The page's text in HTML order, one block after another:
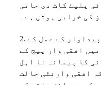
پلیٹ کاٹ دی جاتی
کی خرابی ہوتی ہے۔
2. ٹیپ بیریئر آلات کی پیداوار کے عمل کے
افقی وار پیج کے
کا پیمانہ نا اہل
افقی وارنٹی حالت